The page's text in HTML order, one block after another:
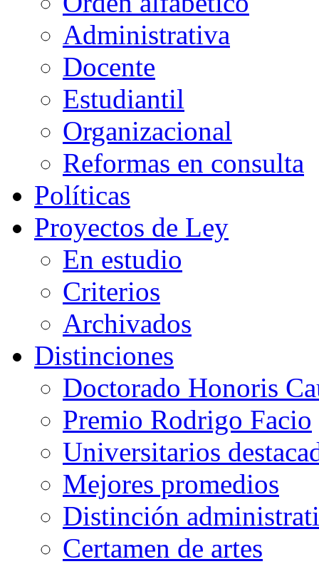
Administrativa
Docente
Estudiantil
Organizacional
Reformas en consulta
Políticas
Proyectos de Ley
En estudio
Criterios
Archivados
Distinciones
Doctorado Honoris
Premio Rodrigo Facio
Universitarios
Mejores promedios
Distinción
Certamen de artes